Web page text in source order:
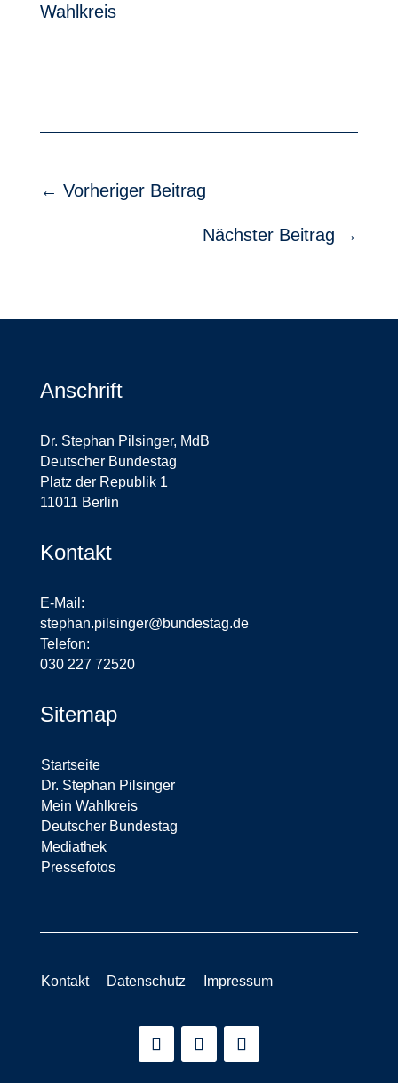
Wahlkreis
← Vorheriger Beitrag
Nächster Beitrag →
Anschrift
Dr. Stephan Pilsinger, MdB
Deutscher Bundestag
Platz der Republik 1
11011 Berlin
Kontakt
E-Mail:
stephan.pilsinger@bundestag.de
Telefon:
030 227 72520
Sitemap
Startseite
Dr. Stephan Pilsinger
Mein Wahlkreis
Deutscher Bundestag
Mediathek
Pressefotos
Kontakt Datenschutz Impressum